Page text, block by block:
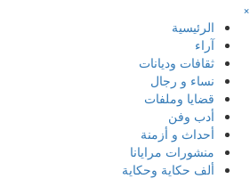
×
الرئيسية
آراء
ثقافات وديانات
نساء و رجال
قضايا وملفات
أدب وفن
أحداث و أزمنة
منشورات مرايانا
ألف حكاية وحكاية